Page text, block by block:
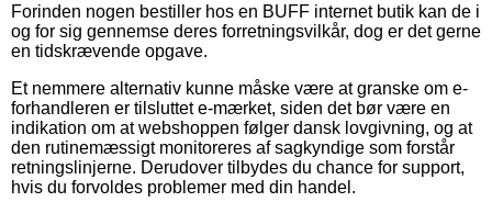
Forinden nogen bestiller hos en BUFF internet butik kan de i
og for sig gennemse deres forretningsvilkår, dog er det gerne
en tidskrævende opgave.
Et nemmere alternativ kunne måske være at granske om e-
forhandleren er tilsluttet e-mærket, siden det bør være en
indikation om at webshoppen følger dansk lovgivning, og at
den rutinemæssigt monitoreres af sagkyndige som forstår
retningslinjerne. Derudover tilbydes du chance for support,
hvis du forvoldes problemer med din handel.